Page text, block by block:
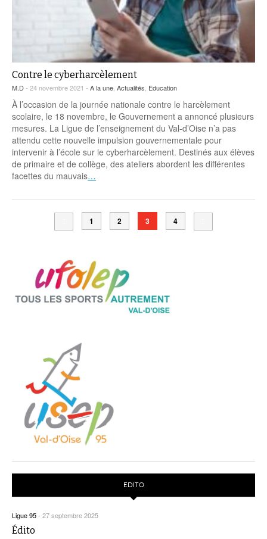
Contre le cyberharcèlement
M.D- 24 novembre 2021 - A la une Actualités Education
À l’occasion de la journée nationale contre le harcèlement
scolaire, le 18 novembre, le Gouvernement a annoncé plusieurs
mesures. La Ligue de l’enseignement du Val-d’Oise n’a pas
attendu cette nouvelle impulsion gouvernementale pour
intervenir à l’école sur le cyberharcèlement. Destinés aux élèves
de primaire et de collège, des ateliers abordent les différentes
facettes du mauvais…
1 2 3 4
EDITO
Ligue 95- 27 septembre 2025
Édito